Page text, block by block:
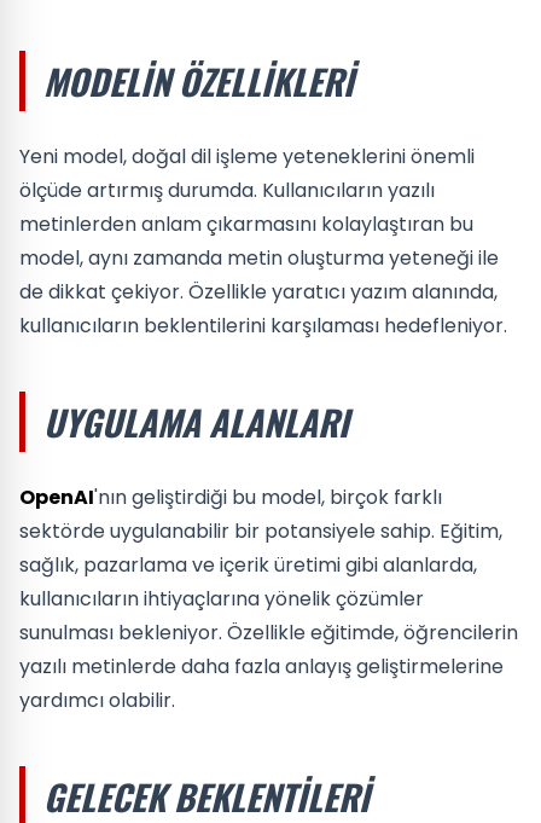
MODELIN ÖZELLIKLERI
Yeni model, doğal dil işleme yeteneklerini önemli
ölçüde artırmış durumda. Kullanıcıların yazılı
metinlerden anlam çıkarmasını kolaylaştıran bu
model, aynı zamanda metin oluşturma yeteneği ile
de dikkat çekiyor. Özellikle yaratıcı yazım alanında,
kullanıcıların beklentilerini karşılaması hedefleniyor.
UYGULAMA ALANLARI
OpenAI'nın geliştirdiği bu model, birçok farklı
sektörde uygulanabilir bir potansiyele sahip. Eğitim,
sağlık, pazarlama ve içerik üretimi gibi alanlarda,
kullanıcıların ihtiyaçlarına yönelik çözümler
sunulması bekleniyor. Özellikle eğitimde, öğrencilerin
yazılı metinlerde daha fazla anlayış geliştirmelerine
yardımcı olabilir.
GELECEK BEKLENTILERI